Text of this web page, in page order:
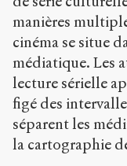
manières
cinéma se situe
médiatique. Les
lecture sérielle
figé des
séparent les
la cartographie